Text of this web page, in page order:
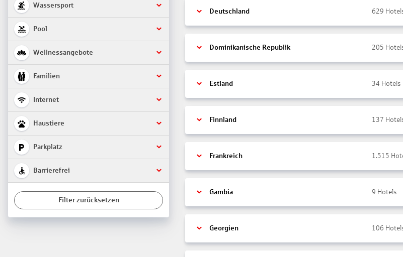
Wassersport
Pool
Wellnessangebote
Familien
Internet
Haustiere
Parkplatz
Barrierefrei
Filter zurücksetzen
Deutschland 629
Dominikanische Republik 205
Estland 34 Hotels
Finnland 137
Frankreich 1.515
Gambia 9 Hotels
Georgien 106